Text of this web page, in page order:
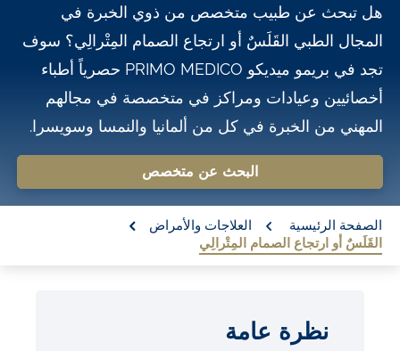
هل تبحث عن طبيب متخصص من ذوي الخبرة في
المجال الطبي القَلَسٌ أو ارتجاع الصمام المِتْرالِي؟ سوف
تجد في بريمو ميديكو PRIMO MEDICO حصرياً أطباء
أخصائيين وعيادات ومراكز في متخصصة في مجالهم
المهني من الخبرة في كل من ألمانيا والنمسا وسويسرا.
البحث عن متخصص
الصفحة الرئيسية
العلاجات والأمراض
القَلَسٌ أو ارتجاع الصمام المِتْرالِي
نظرة عامة